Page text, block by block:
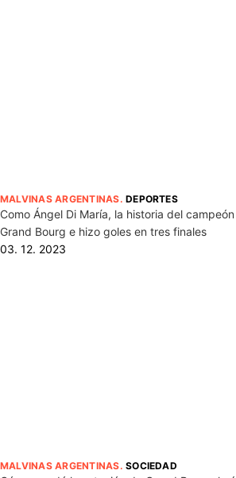
MALVINAS ARGENTINAS.DEPORTES
Como Ángel Di María, la historia del
Grand Bourg e hizo goles en tres finales
03. 12. 2023
MALVINAS ARGENTINAS.SOCIEDAD